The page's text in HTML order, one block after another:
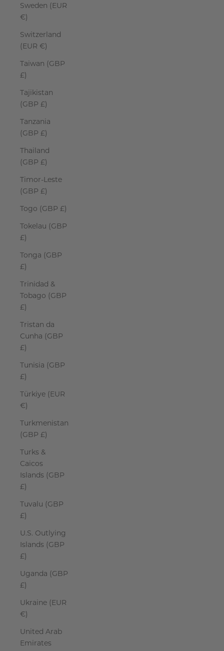
Sweden (EUR
€)
Switzerland
(EUR €)
Taiwan (GBP
£)
Tajikistan
(GBP £)
Tanzania
(GBP £)
Thailand
(GBP £)
Timor-Leste
(GBP £)
Togo (GBP £)
Tokelau (GBP
£)
Tonga (GBP
£)
Trinidad &
Tobago (GBP
£)
Tristan da
Cunha (GBP
£)
Tunisia (GBP
£)
Türkiye (EUR
€)
Turkmenistan
(GBP £)
Turks &
Caicos
Islands (GBP
£)
Tuvalu (GBP
£)
U.S. Outlying
Islands (GBP
£)
Uganda (GBP
£)
Ukraine (EUR
€)
United Arab
Emirates